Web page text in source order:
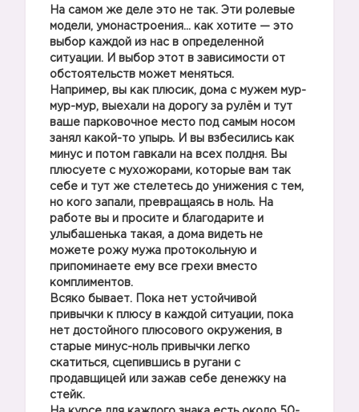
На самом же деле это не так. Эти ролевые
модели, умонастроения… как хотите — это
выбор каждой из нас в определенной
ситуации. И выбор этот в зависимости от
обстоятельств может меняться.
Например, вы как плюсик, дома с мужем мур-
мур-мур, выехали на дорогу за рулём и тут
ваше парковочное место под самым носом
занял какой-то упырь. И вы взбесились как
минус и потом гавкали на всех полдня. Вы
плюсуете с мухожорами, которые вам так
себе и тут же стелетесь до унижения с тем,
но кого запали, превращаясь в ноль. На
работе вы и просите и благодарите и
улыбашенька такая, а дома видеть не
можете рожу мужа протокольную и
припоминаете ему все грехи вместо
комплиментов.
Всяко бывает. Пока нет устойчивой
привычки к плюсу в каждой ситуации, пока
нет достойного плюсового окружения, в
старые минус-ноль привычки легко
скатиться, сцепившись в ругани с
продавщицей или зажав себе денежку на
стейк.